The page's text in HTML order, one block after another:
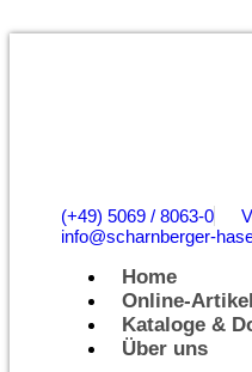
(+49) 5069 / 8063-0
info@scharnberger-
Home
Online-
Kataloge &
Über uns